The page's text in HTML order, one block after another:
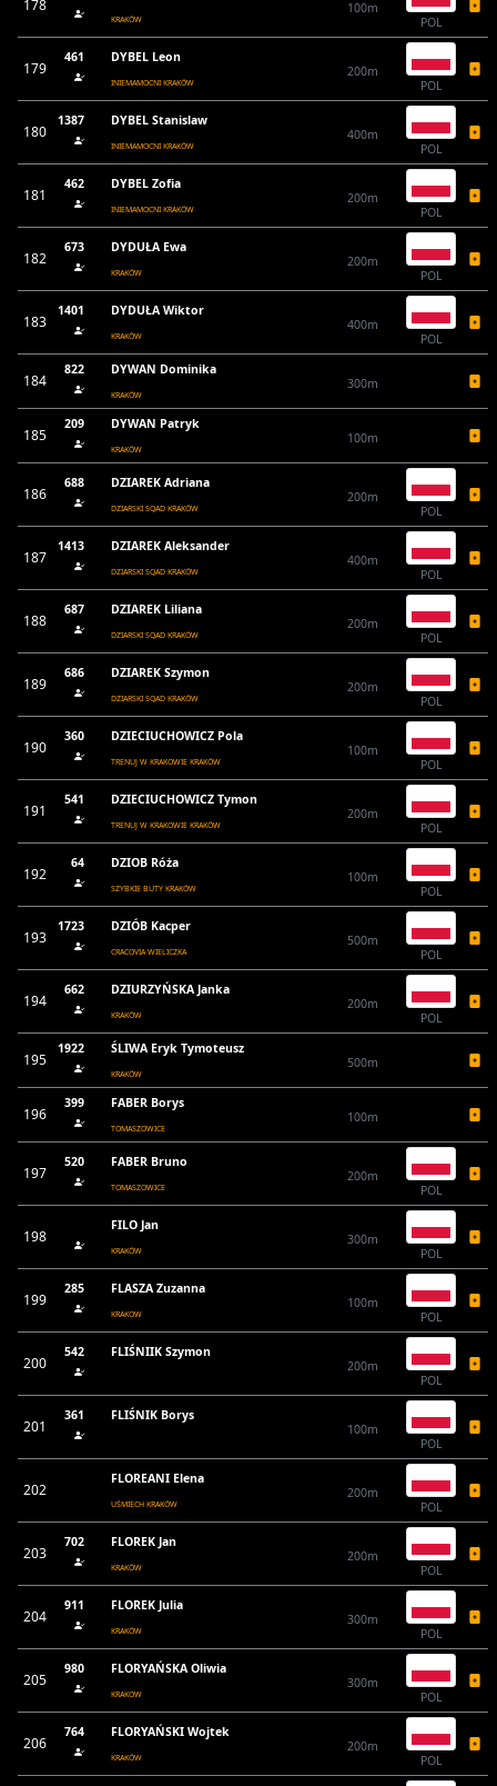
178
KRAKÓW
100m
POL
179
461 DYBEL Leon
INIEMAMOCNI KRAKÓW
200m
POL
180
1387 DYBEL Stanislaw
INIEMAMOCNI KRAKÓW
400m
POL
181
462 DYBEL Zofia
INIEMAMOCNI KRAKÓW
200m
POL
182
673 DYDUŁA Ewa
KRAKÓW
200m
POL
183
1401 DYDUŁA Wiktor
KRAKÓW
400m
POL
184
822 DYWAN Dominika
KRAKÓW
300m
185
209 DYWAN Patryk
KRAKÓW
100m
186
688 DZIAREK Adriana
DZIARSKI SQAD KRAKÓW
200m
POL
187
1413 DZIAREK Aleksander
DZIARSKI SQAD KRAKÓW
400m
POL
188
687 DZIAREK Liliana
DZIARSKI SQAD KRAKÓW
200m
POL
189
686 DZIAREK Szymon
DZIARSKI SQAD KRAKÓW
200m
POL
190
360 DZIECIUCHOWICZ Pola
TRENUJ W KRAKOWIE KRAKÓW
100m
POL
191
541 DZIECIUCHOWICZ Tymon
TRENUJ W KRAKOWIE KRAKÓW
200m
POL
192
64 DZIOB Róża
SZYBKIE BUTY KRAKÓW
100m
POL
193
1723 DZIÓB Kacper
CRACOVIA WIELICZKA
500m
POL
194
662 DZIURZYŃSKA Janka
KRAKÓW
200m
POL
195
1922 ŚLIWA Eryk Tymoteusz
KRAKÓW
500m
196
399 FABER Borys
TOMASZOWICE
100m
197
520 FABER Bruno
TOMASZOWICE
200m
POL
198
FILO Jan
KRAKÓW
300m
POL
199
285 FLASZA Zuzanna
KRAKOW
100m
POL
200
542
FLIŚNIIK Szymon
200m
POL
201
361
FLIŚNIK Borys
100m
POL
202
FLOREANI Elena
UŚMIECH KRAKÓW
200m
POL
203
702 FLOREK Jan
KRAKÓW
200m
POL
204
911 FLOREK Julia
KRAKÓW
300m
POL
205
980 FLORYAŃSKA Oliwia
KRAKOW
300m
POL
206
764 FLORYAŃSKI Wojtek
KRAKÓW
200m
POL